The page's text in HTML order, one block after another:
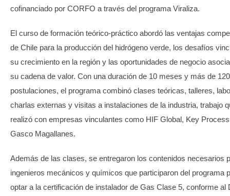
cofinanciado por CORFO a través del programa Viraliza.
El curso de formación teórico-práctico abordó las ventajas
de Chile para la producción del hidrógeno verde, los desafíos
su crecimiento en la región y las oportunidades de negocio
su cadena de valor. Con una duración de 10 meses y más de 120
postulaciones, el programa combinó clases teóricas, talleres,
charlas externas y visitas a instalaciones de la industria, trabajo
realizó con empresas vinculantes como HIF Global, Key
Gasco Magallanes.
Además de las clases, se entregaron los contenidos necesarios
ingenieros mecánicos y químicos que participaron del programa
optar a la certificación de instalador de Gas Clase 5, conforme al